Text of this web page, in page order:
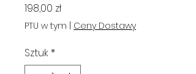
198,00 złCena
PTU w tym Ceny Dostawy
Sztuk *